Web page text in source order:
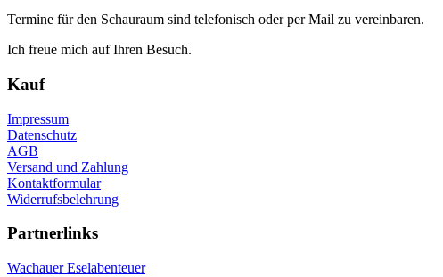
Termine für den Schauraum sind telefonisch oder per Mail zu vereinbaren.
Ich freue mich auf Ihren Besuch.
Kauf
Impressum
Datenschutz
AGB
Versand und Zahlung
Kontaktformular
Widerrufsbelehrung
Partnerlinks
Wachauer Eselabenteuer